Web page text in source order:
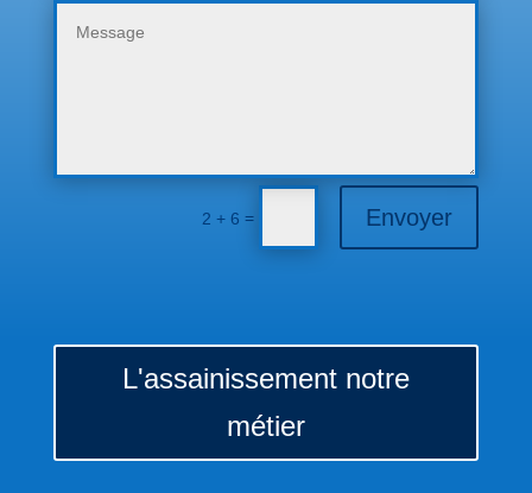
2 + 6 = Envoyer
L'assainissement notre
métier